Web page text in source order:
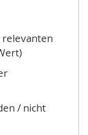
/ nicht